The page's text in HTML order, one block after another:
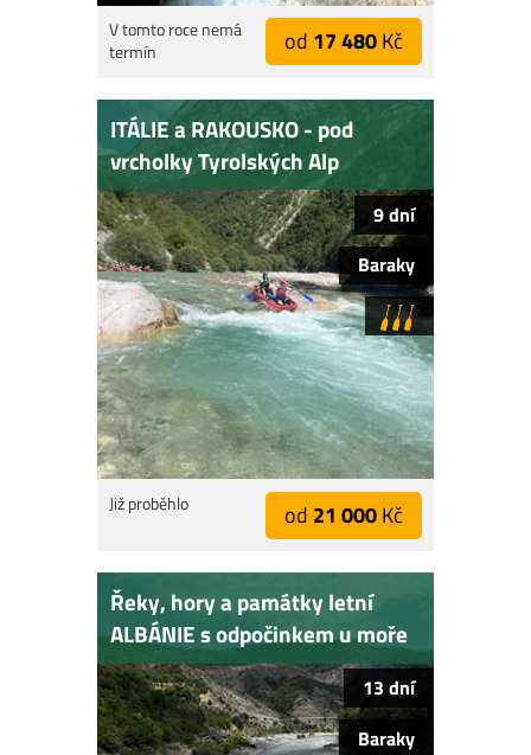
V tomto roce nemá
termín
od 17 480Kč
ITÁLIE a RAKOUSKO - pod
vrcholky Tyrolských Alp
9 dní
Baraky
Již proběhlo od 21 000Kč
Řeky, hory a památky letní
ALBÁNIE s odpočinkem u moře
13 dní
Baraky